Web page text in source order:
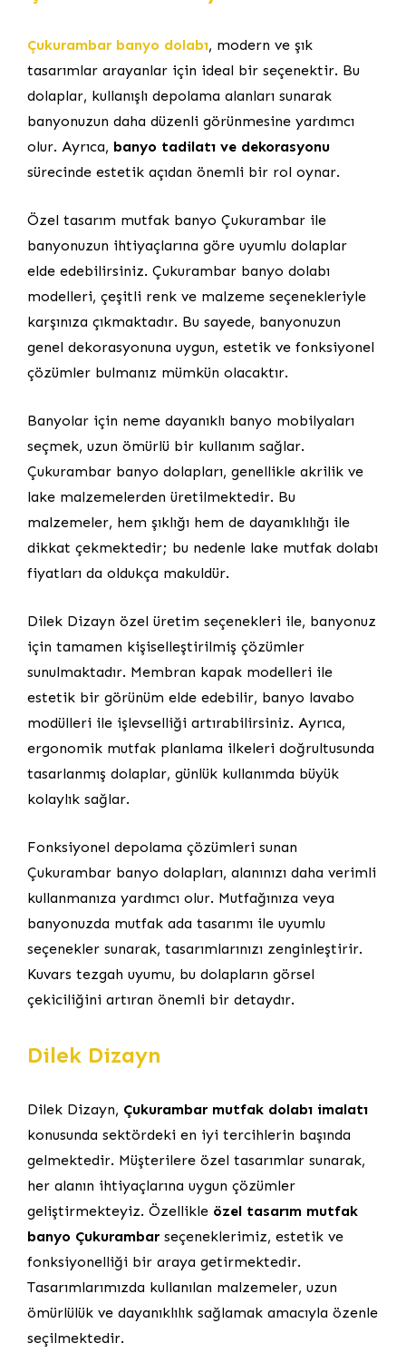
Çukurambar banyo dolabı, modern ve şık
tasarımlar arayanlar için ideal bir seçenektir. Bu
dolaplar, kullanışlı depolama alanları sunarak
banyonuzun daha düzenli görünmesine yardımcı
olur. Ayrıca, banyo tadilatı ve dekorasyonu
sürecinde estetik açıdan önemli bir rol oynar.
Özel tasarım mutfak banyo Çukurambar ile
banyonuzun ihtiyaçlarına göre uyumlu dolaplar
elde edebilirsiniz. Çukurambar banyo dolabı
modelleri, çeşitli renk ve malzeme seçenekleriyle
karşınıza çıkmaktadır. Bu sayede, banyonuzun
genel dekorasyonuna uygun, estetik ve fonksiyonel
çözümler bulmanız mümkün olacaktır.
Banyolar için neme dayanıklı banyo mobilyaları
seçmek, uzun ömürlü bir kullanım sağlar.
Çukurambar banyo dolapları, genellikle akrilik ve
lake malzemelerden üretilmektedir. Bu
malzemeler, hem şıklığı hem de dayanıklılığı ile
dikkat çekmektedir; bu nedenle lake mutfak dolabı
fiyatları da oldukça makuldür.
Dilek Dizayn özel üretim seçenekleri ile, banyonuz
için tamamen kişiselleştirilmiş çözümler
sunulmaktadır. Membran kapak modelleri ile
estetik bir görünüm elde edebilir, banyo lavabo
modülleri ile işlevselliği artırabilirsiniz. Ayrıca,
ergonomik mutfak planlama ilkeleri doğrultusunda
tasarlanmış dolaplar, günlük kullanımda büyük
kolaylık sağlar.
Fonksiyonel depolama çözümleri sunan
Çukurambar banyo dolapları, alanınızı daha verimli
kullanmanıza yardımcı olur. Mutfağınıza veya
banyonuzda mutfak ada tasarımı ile uyumlu
seçenekler sunarak, tasarımlarınızı zenginleştirir.
Kuvars tezgah uyumu, bu dolapların görsel
çekiciliğini artıran önemli bir detaydır.
Dilek Dizayn
Dilek Dizayn, Çukurambar mutfak dolabı imalatı
konusunda sektördeki en iyi tercihlerin başında
gelmektedir. Müşterilere özel tasarımlar sunarak,
her alanın ihtiyaçlarına uygun çözümler
geliştirmekteyiz. Özellikle özel tasarım mutfak
banyo Çukurambar seçeneklerimiz, estetik ve
fonksiyonelliği bir araya getirmektedir.
Tasarımlarımızda kullanılan malzemeler, uzun
ömürlülük ve dayanıklılık sağlamak amacıyla özenle
seçilmektedir.